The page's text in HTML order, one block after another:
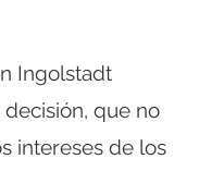
Ingolstadt
que no
intereses de los